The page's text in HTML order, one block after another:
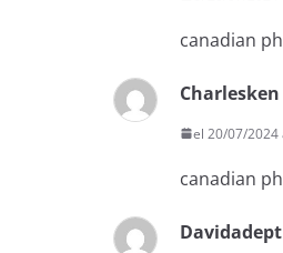
canadian
Charlesken
el 20/07/2024
canadian
Davidadept